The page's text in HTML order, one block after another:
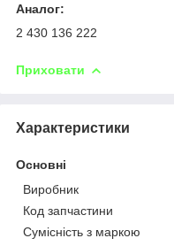
Аналог:
2 430 136 222
Приховати
Характеристики
Основні
Виробник
Код запчастини
Сумісність з маркою